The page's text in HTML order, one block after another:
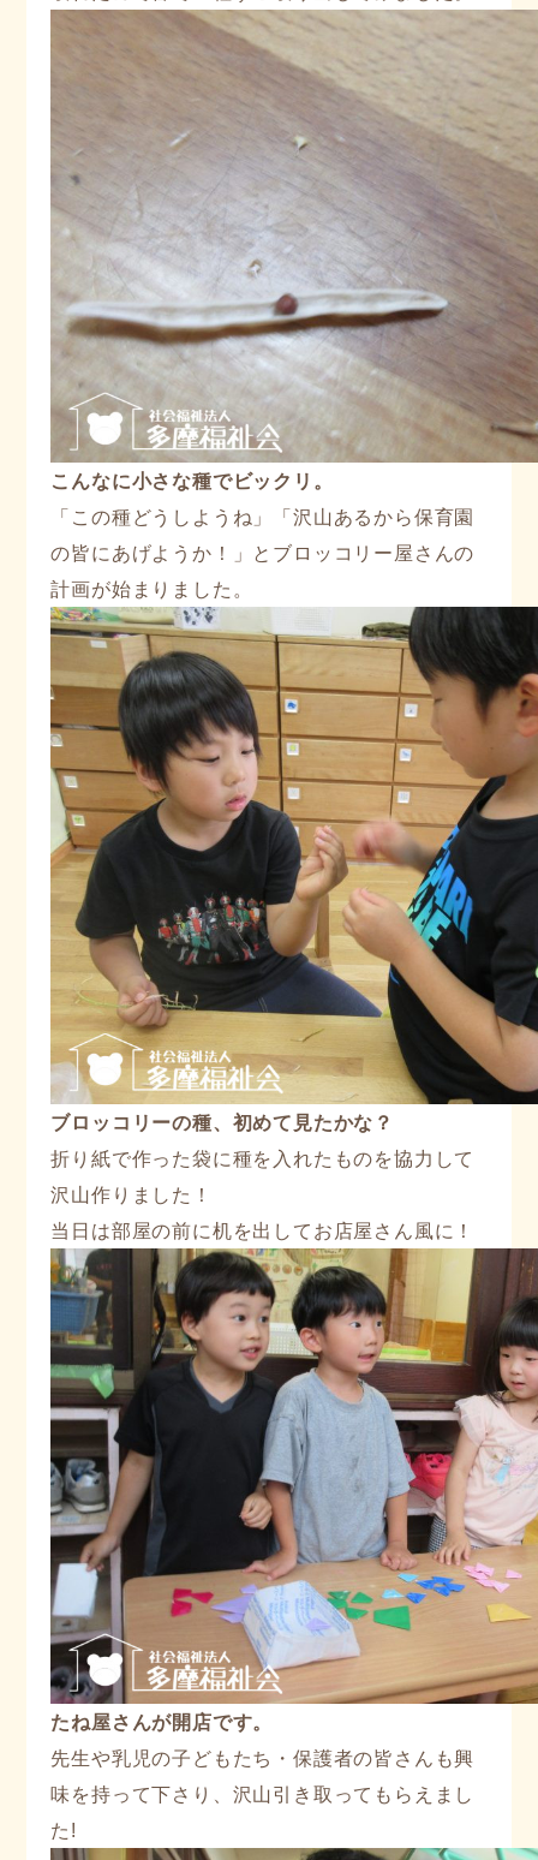
こんなに小さな種でビックリ。
「この種どうしようね」「沢山あるから保育園
の皆にあげようか！」とブロッコリー屋さんの
計画が始まりました。
ブロッコリーの種、初めて見たかな？
折り紙で作った袋に種を入れたものを協力して
沢山作りました！
当日は部屋の前に机を出してお店屋さん風に！
たね屋さんが開店です。
先生や乳児の子どもたち・保護者の皆さんも興
味を持って下さり、沢山引き取ってもらえまし
た!